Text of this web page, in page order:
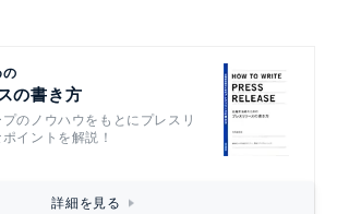
の
の書き方
のノウハウをもとにプレスリ
イントを解説！
詳細を見る